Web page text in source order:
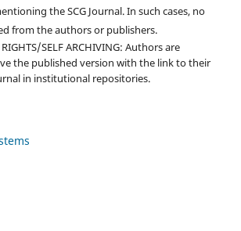
the SCG Journal. In such cases, no
from the authors or publishers.
SELF ARCHIVING: Authors are
the published version with the link to their
in institutional repositories.